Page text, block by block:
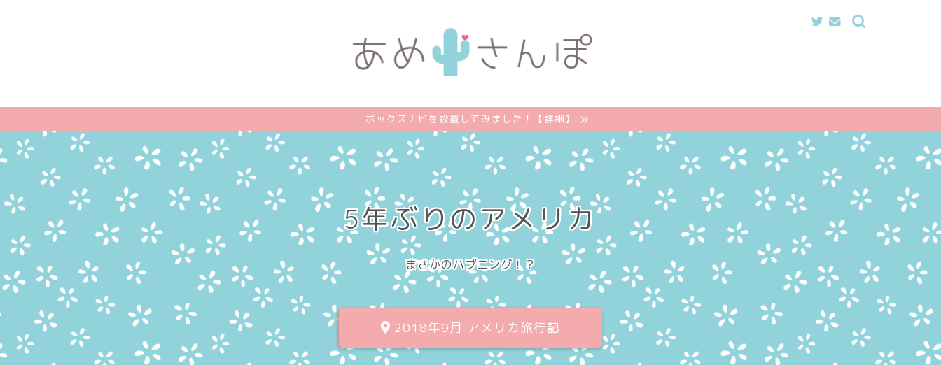
ボックスナビを設置してみました！【詳細】
5年ぶりのアメリカ
まさかのハプニング！？
2018年9月 アメリカ旅行記